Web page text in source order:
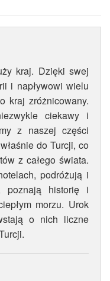
kraj. Dzięki swej
i napływowi wielu
kraj zróżnicowany.
ciekawy i
z naszej części
do Turcji, co
z całego świata.
podróżują i
poznają historię i
morzu. Urok
o nich liczne